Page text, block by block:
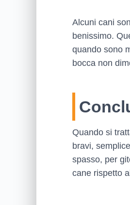
Alcuni cani
benissimo.
quando sono
bocca non
Quando si
bravi,
spasso, per
cane rispetto